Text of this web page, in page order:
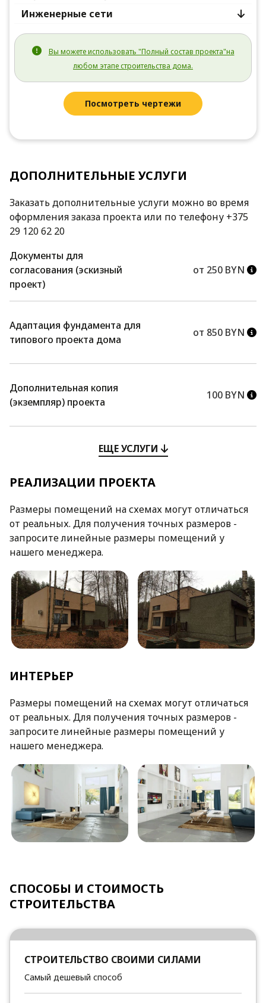
Инженерные сети
Вы можете использовать "Полный состав проекта"на
любом этапе строительства дома.
Посмотреть чертежи
ДОПОЛНИТЕЛЬНЫЕ УСЛУГИ
Заказать дополнительные услуги можно во время
оформления заказа проекта или по телефону +375
29 120 62 20
Документы для
согласования (эскизный
проект)
от 250 BYN
Адаптация фундамента для
типового проекта дома
от 850 BYN
Дополнительная копия
(экземпляр) проекта
100 BYN
ЕЩЕ УСЛУГИ
РЕАЛИЗАЦИИ ПРОЕКТА
Размеры помещений на схемах могут отличаться
от реальных. Для получения точных размеров -
запросите линейные размеры помещений у
нашего менеджера.
ИНТЕРЬЕР
Размеры помещений на схемах могут отличаться
от реальных. Для получения точных размеров -
запросите линейные размеры помещений у
нашего менеджера.
СПОСОБЫ И СТОИМОСТЬ
СТРОИТЕЛЬСТВА
СТРОИТЕЛЬСТВО СВОИМИ СИЛАМИ
Самый дешевый способ